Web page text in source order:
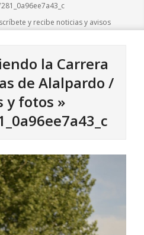
y recibe noticias y avisos
la Carrera
de Alalpardo /
y fotos »